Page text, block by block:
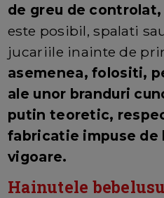
de greu de controlat,
este posibil, spalati
jucariile inainte de
asemenea, folositi,
ale unor branduri
putin teoretic,
fabricatie impuse de
vigoare.
Hainutele